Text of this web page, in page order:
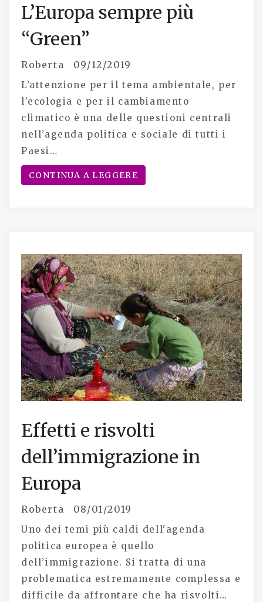
L’Europa sempre più
“Green”
Roberta 09/12/2019
L’attenzione per il tema ambientale, per
l’ecologia e per il cambiamento
climatico è una delle questioni centrali
nell’agenda politica e sociale di tutti i
Paesi…
CONTINUA A LEGGERE
Effetti e risvolti
dell’immigrazione in
Europa
Roberta 08/01/2019
Uno dei temi più caldi dell'agenda
politica europea è quello
dell’immigrazione. Si tratta di una
problematica estremamente complessa e
difficile da affrontare che ha risvolti…